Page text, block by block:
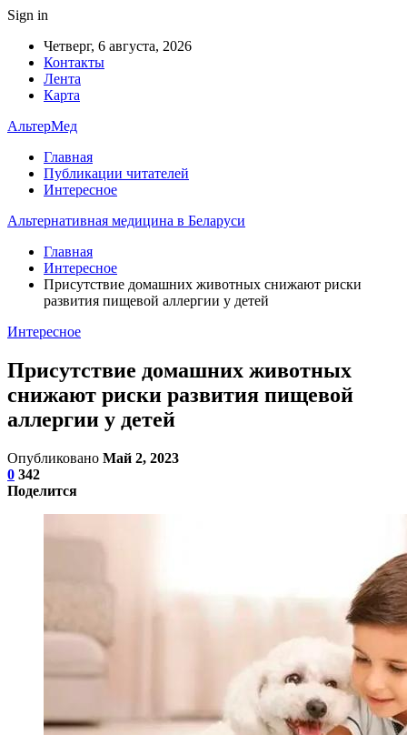
Sign in
Четверг, 6 августа, 2026
Контакты
Лента
Карта
АльтерМед
Главная
Публикации читателей
Интересное
Альтернативная медицина в Беларуси
Главная
Интересное
Присутствие домашних животных снижают риски
развития пищевой аллергии у детей
Интересное
Присутствие домашних животных
снижают риски развития пищевой
аллергии у детей
Опубликовано Май 2, 2023
0 342
Поделится